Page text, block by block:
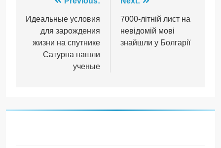
Навігація
записів
Идеальные условия
для зарождения
жизни на спутнике
Сатурна нашли
ученые
7000-літній лист на
невідомій мові
знайшли у Болгарії